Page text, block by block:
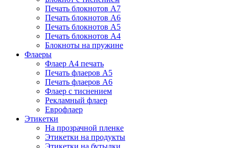
Печать блокнотов А7
Печать блокнотов А6
Печать блокнотов А5
Печать блокнотов А4
Блокноты на пружине
Флаеры
Флаер А4 печать
Печать флаеров А5
Печать флаеров А6
Флаер с тиснением
Рекламный флаер
Еврофлаер
Этикетки
На прозрачной пленке
Этикетки на продукты
Этикетки на бутылки